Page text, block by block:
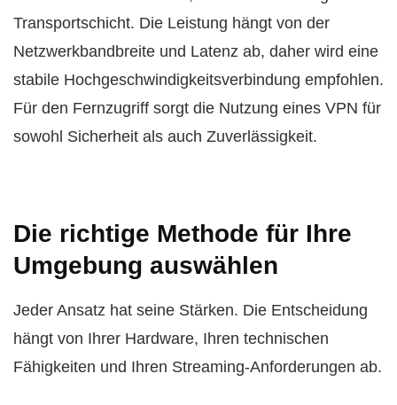
Transportschicht. Die Leistung hängt von der
Netzwerkbandbreite und Latenz ab, daher wird eine
stabile Hochgeschwindigkeitsverbindung empfohlen.
Für den Fernzugriff sorgt die Nutzung eines VPN für
sowohl Sicherheit als auch Zuverlässigkeit.
Die richtige Methode für Ihre
Umgebung auswählen
Jeder Ansatz hat seine Stärken. Die Entscheidung
hängt von Ihrer Hardware, Ihren technischen
Fähigkeiten und Ihren Streaming-Anforderungen ab.